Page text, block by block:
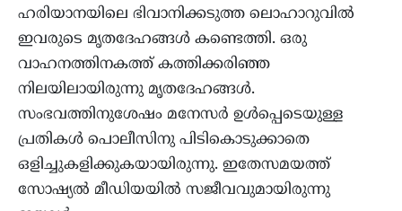
ഹരിയാനയിലെ ഭിവാനിക്കടുത്ത ലൊഹാറുവിൽ
ഇവരുടെ മൃതദേഹങ്ങൾ കണ്ടെത്തി. ഒരു
വാഹനത്തിനകത്ത് കത്തിക്കരിഞ്ഞ
നിലയിലായിരുന്നു മൃതദേഹങ്ങൾ.
സംഭവത്തിനുശേഷം മനേസർ ഉൾപ്പെടെയുള്ള
പ്രതികൾ പൊലീസിനു പിടികൊടുക്കാതെ
ഒളിച്ചുകളിക്കുകയായിരുന്നു. ഇതേസമയത്ത്
സോഷ്യൽ മീഡിയയിൽ സജീവവുമായിരുന്നു